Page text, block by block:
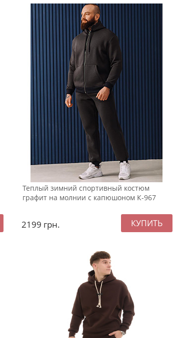
Теплый зимний спортивный костюм
графит на молнии с капюшоном К-967
2199 грн.